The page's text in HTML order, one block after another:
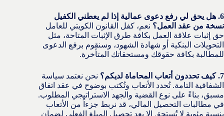
6. هل يحق لي رفع دعوى عمالية إذا لم يعطني الكفيل
نسخة من عقد العمل؟ نعم، كفل القانون الكويتي للعامل
حق إثبات علاقة العمل بكافة طرق الإثبات المتاحة، مثل
التحويلات البنكية أو شهادة الشهود، وسنقوم برفع الدعوى
للمطالبة بكافة حقوقك ومستحقاتك المتأخرة.
7. كيف تحددون أتعاب المحاماة لديكم؟
نحن نعتمد سياسة
الشفافية التامة. تُحدد الأتعاب وتُكتب بوضوح في عقد اتفاق
مسبق، بناءً على نوع القضية والجهد الاستراتيجي المطلوب.
في مطالبات التحصيل المالي، قد نربط جزءاً من الأتعاب
بنسبة مئوية لا تُستحق إلا بعد تحصيل المبلغ الفعلي لضمان